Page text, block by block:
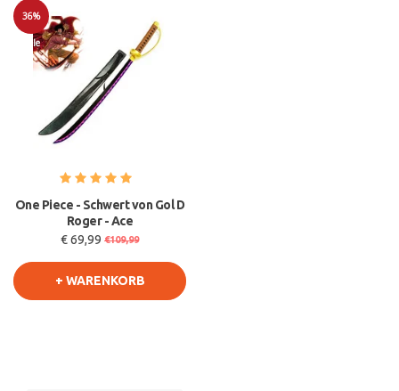
36%
Sale
One Piece - Schwert von Gol D
Roger - Ace
€ 69,99 €109,99
+ WARENKORB